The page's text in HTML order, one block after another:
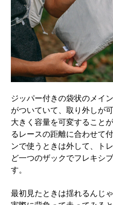
ジッパー付きの袋状のメイ
がついていて、取り外しが可
大きく容量を可変すること
るレースの距離に合わせて
ンで使うときは外して、ト
ど一つのザックでフレキシ
す。
最初見たときは揺れるんじ